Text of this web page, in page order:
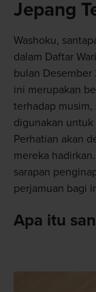
Jepang
Washoku,
dalam Daftar
bulan Desember
ini merupakan
terhadap musim,
digunakan untuk
Perhatian akan
mereka
sarapan
perjamuan bagi
Apa itu